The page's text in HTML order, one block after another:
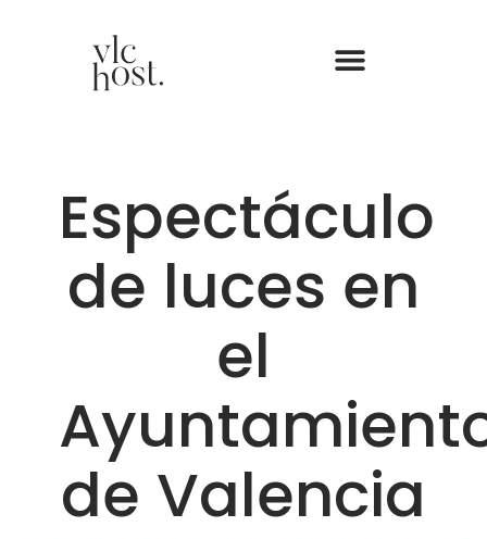
Espectáculo
de luces en
el
de Valencia